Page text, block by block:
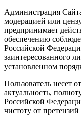
Администрация
модерацией или
предпринимает
обеспечению
Российской
заинтересованного
установленном
Пользователь несет
актуальность,
Российской
чистоту от